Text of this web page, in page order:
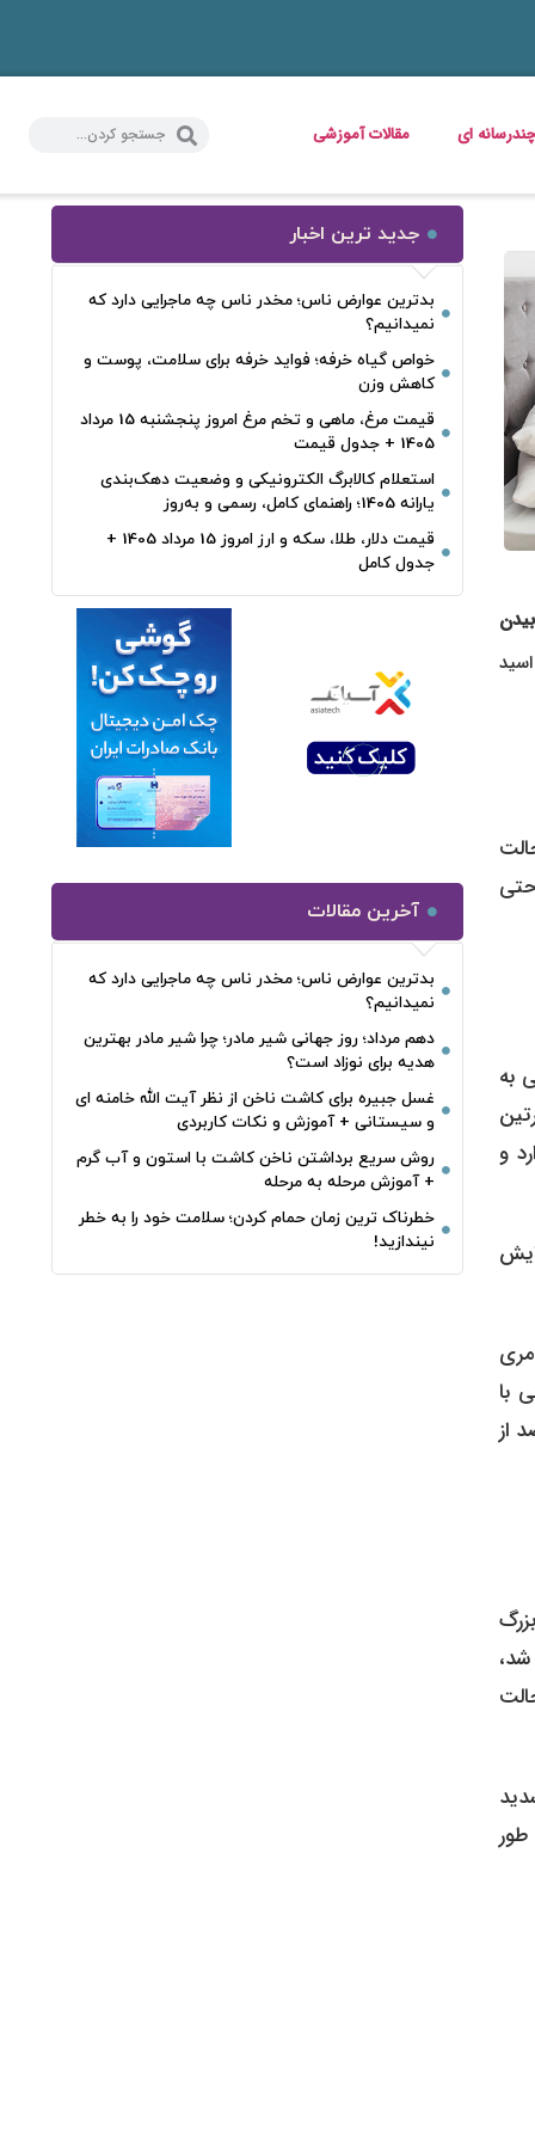
چندرسانه ای مقالات آموزشی
به
و
مری
حتی با
پهلوی چپ تشویق می‌کرد، موفقیت درمانی را در ۴۴ درصد از
یک مطالعه کلاسیک که در سال ۲۰۰۱ انجام شد،
طور
جدید ترین اخبار
بدترین عوارض ناس؛ مخدر ناس چه ماجرایی دارد که
نمیدانیم؟
خواص گیاه خرفه؛ فواید خرفه برای سلامت، پوست و
کاهش وزن
قیمت مرغ، ماهی و تخم مرغ امروز پنجشنبه 15 مرداد
1405 + جدول قیمت
استعلام کالابرگ الکترونیکی و وضعیت دهک‌بندی
یارانه 1405؛ راهنمای کامل، رسمی و به‌روز
قیمت دلار، طلا، سکه و ارز امروز 15 مرداد 1405 +
جدول کامل
آخرین مقالات
بدترین عوارض ناس؛ مخدر ناس چه ماجرایی دارد که
نمیدانیم؟
دهم مرداد؛ روز جهانی شیر مادر؛ چرا شیر مادر بهترین
هدیه برای نوزاد است؟
غسل جبیره برای کاشت ناخن از نظر آیت الله خامنه ای
و سیستانی + آموزش و نکات کاربردی
روش سریع برداشتن ناخن کاشت با استون و آب گرم
+ آموزش مرحله به مرحله
خطرناک‌ ترین زمان‌ حمام کردن؛ سلامت خود را به خطر
نیندازید!